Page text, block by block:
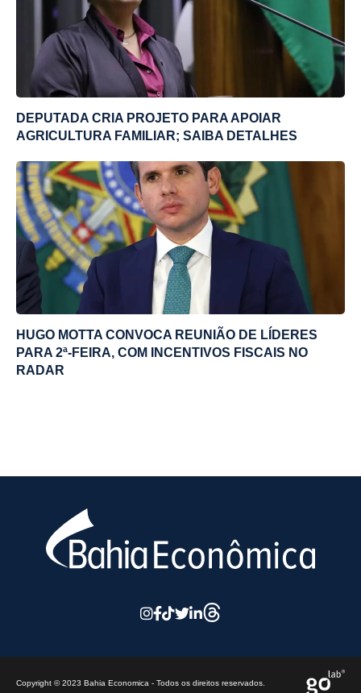
DEPUTADA CRIA PROJETO PARA APOIAR
AGRICULTURA FAMILIAR; SAIBA DETALHES
HUGO MOTTA CONVOCA REUNIÃO DE LÍDERES
PARA 2ª-FEIRA, COM INCENTIVOS FISCAIS NO
RADAR
Copyright © 2023 Bahia Economica - Todos os direitos reservados.